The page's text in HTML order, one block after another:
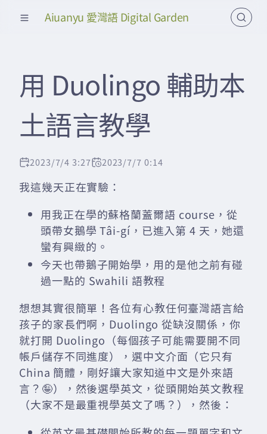
Aiuanyu 愛灣語 Digital Garden
用 Duolingo 輔助本
土語言教學
2023/7/4 3:27 2023/7/7 0:14
我這幾天正在實驗：
用我正在學的蘇格蘭蓋爾語 course，從
頭帶女鵝學 Tâi-gí，已進入第 4 天，她還
蠻有興緻的。
今天也帶鵝子開始學，用的是他之前有碰
過一點的 Swahili 語教程
想想其實很簡單！各位有心教任何臺灣語言給
孩子的家長們啊，Duolingo 從缺沒關係，你
就打開 Duolingo（每個孩子可能需要開不同
帳戶儲存不同進度），選中文介面（它只有
China 簡體，剛好讓大家知道中文是外來語
言？🤪），然後選學英文，從頭開始英文教程
（大家不是最重視學英文了嗎？），然後：